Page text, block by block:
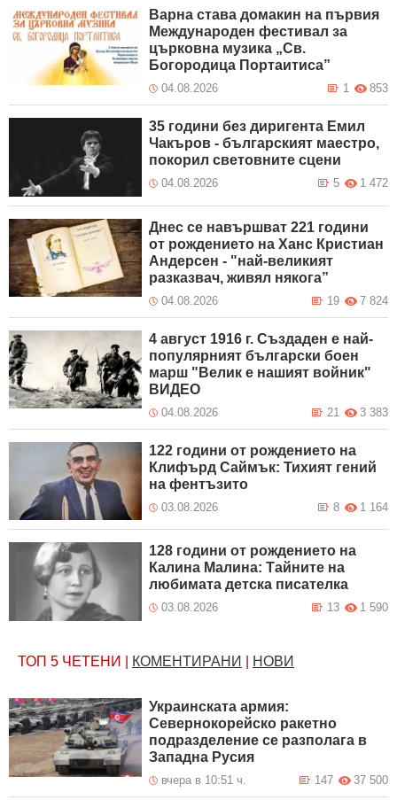
Варна става домакин на първия
Международен фестивал за
църковна музика „Св.
Богородица Портаитиса”
04.08.2026 853
1
35 години без диригента Емил
Чакъров - българският маестро,
покорил световните сцени
04.08.2026 1 472
5
Днес се навършват 221 години
от рождението на Ханс Кристиан
Андерсен - "най-великият
разказвач, живял някога”
04.08.2026 7 824
19
4 август 1916 г. Създаден е най-
популярният български боен
марш "Велик е нашият войник"
ВИДЕО
04.08.2026 3 383
21
122 години от рождението на
Клифърд Саймък: Тихият гений
на фентъзито
03.08.2026 1 164
8
128 години от рождението на
Калина Малина: Тайните на
любимата детска писателка
03.08.2026 1 590
13
ТОП 5 ЧЕТЕНИ КОМЕНТИРАНИ НОВИ
Украинската армия:
Севернокорейско ракетно
подразделение се разполага в
Западна Русия
вчера в 10:51 ч. 37 500
147